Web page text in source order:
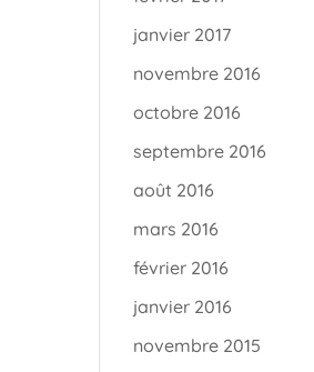
janvier 2017
novembre 2016
octobre 2016
septembre 2016
août 2016
mars 2016
février 2016
janvier 2016
novembre 2015